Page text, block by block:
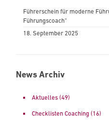
Führerschein für moderne
Führungscoach“
18. September 2025
News Archiv
Aktuelles (49)
Checklisten Coaching (16)